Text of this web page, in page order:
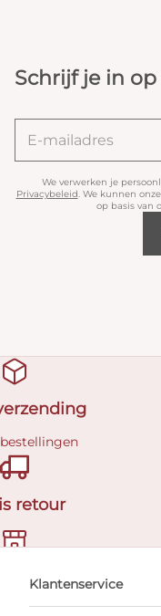
Schrijf je in
We verwerken je
Privacybeleid. We kunnen
op basis van
retour
afspraak
Klantenservice